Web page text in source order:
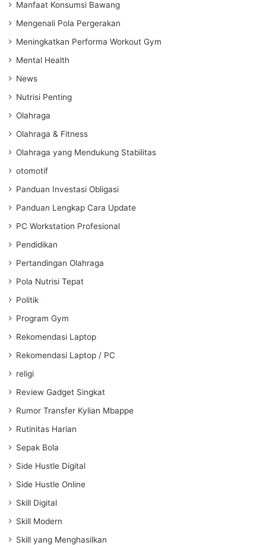
Manfaat Konsumsi Bawang
Mengenali Pola Pergerakan
Meningkatkan Performa Workout Gym
Mental Health
News
Nutrisi Penting
Olahraga
Olahraga & Fitness
Olahraga yang Mendukung Stabilitas
otomotif
Panduan Investasi Obligasi
Panduan Lengkap Cara Update
PC Workstation Profesional
Pendidikan
Pertandingan Olahraga
Pola Nutrisi Tepat
Politik
Program Gym
Rekomendasi Laptop
Rekomendasi Laptop / PC
religi
Review Gadget Singkat
Rumor Transfer Kylian Mbappe
Rutinitas Harian
Sepak Bola
Side Hustle Digital
Side Hustle Online
Skill Digital
Skill Modern
Skill yang Menghasilkan